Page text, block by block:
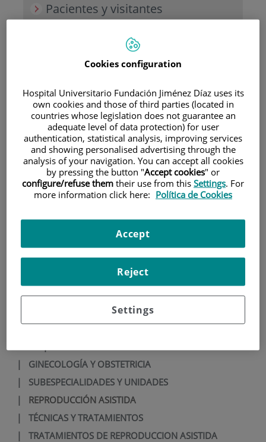
Pacientes y visitantes
Investigación
Docencia
Teléfono de atención al usuario
900 301 013
| GINECOLOGÍA Y OBSTETRICIA
| SUBESPECIALIDADES Y UNIDADES
| REPRODUCCIÓN ASISTIDA
| TÉCNICAS Y TRATAMIENTOS
| TRATAMIENTOS DE REPRODUCCION ASISTIDA
Cookies configuration
Hospital Universitario Fundación Jiménez Díaz uses its
own cookies and those of third parties (located in
countries whose legislation does not guarantee an
adequate level of data protection) for user
authentication, statistical analysis, improving services
and showing personalised advertising through the
analysis of your navigation. You can accept all cookies
by pressing the button "Accept cookies" or
configure/refuse them their use from this Settings. For
more information click here: Política de Cookies
Settings
Reject
Accept